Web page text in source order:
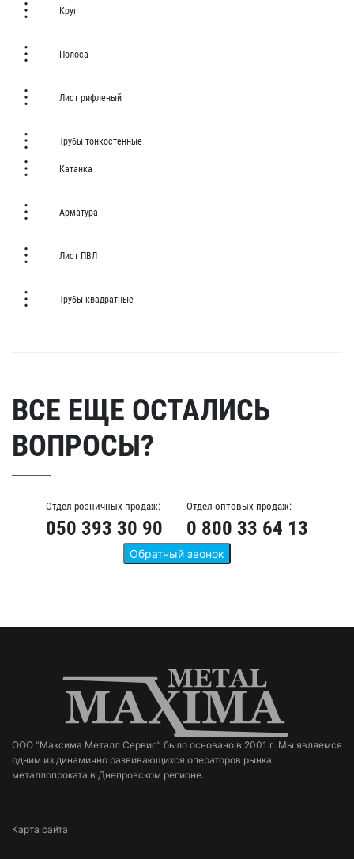
Круг
Полоса
Лист рифленый
Трубы тонкостенные
Катанка
Арматура
Лист ПВЛ
Трубы квадратные
ВСЕ ЕЩЕ ОСТАЛИСЬ
ВОПРОСЫ?
Отдел розничных продаж:
050 393 30 90
Отдел оптовых продаж:
0 800 33 64 13
ООО “Максима Металл Сервис” было основано в 2001 г. Мы являемся
одним из динамично развивающихся операторов рынка
металлопроката в Днепровском регионе.
Карта сайта